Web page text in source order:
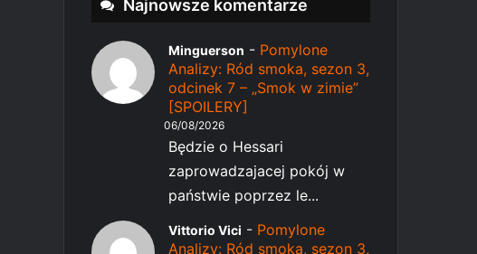
Najnowsze komentarze
Minguerson - Pomylone
Analizy: Ród smoka, sezon 3,
odcinek 7 – „Smok w zimie”
[SPOILERY]
06/08/2026
Będzie o Hessari
zaprowadzajacej pokój w
państwie poprzez le...
Vittorio Vici - Pomylone
Analizy: Ród smoka, sezon 3,